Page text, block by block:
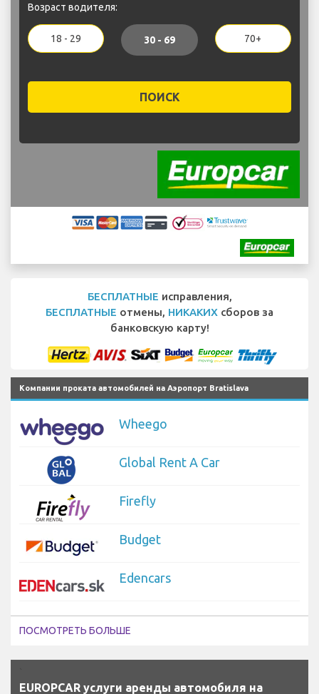
Возраст водителя:
18 - 29 30 - 69 70+
ПОИСК
БЕСПЛАТНЫЕ исправления,
БЕСПЛАТНЫЕ отмены, НИКАКИХ сборов за
банковскую карту!
Компании проката автомобилей на Аэропорт Bratislava
Wheego
Global Rent A Car
Firefly
Budget
Edencars
ПОСМОТРЕТЬ БОЛЬШЕ
EUROPCAR услуги аренды автомобиля на